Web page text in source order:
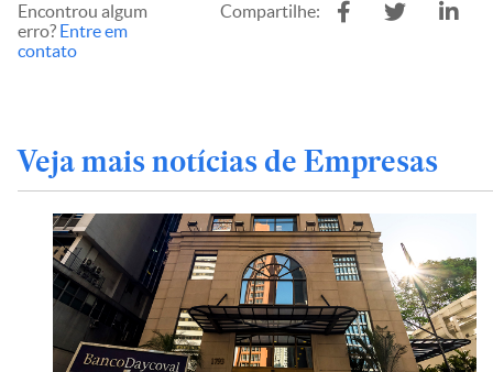
Encontrou algum
erro? Entre em
contato
Compartilhe:
Veja mais notícias de Empresas